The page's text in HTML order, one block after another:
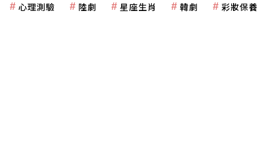
心理測驗 陸劇 星座生肖 韓劇 彩妝保養